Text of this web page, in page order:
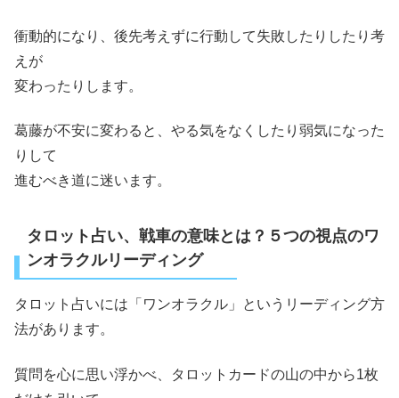
衝動的になり、後先考えずに行動して失敗したりしたり考
えが
変わったりします。
葛藤が不安に変わると、やる気をなくしたり弱気になった
りして
進むべき道に迷います。
タロット占い、戦車の意味とは？５つの視点のワ
ンオラクルリーディング
タロット占いには「ワンオラクル」というリーディング方
法があります。
質問を心に思い浮かべ、タロットカードの山の中から1枚